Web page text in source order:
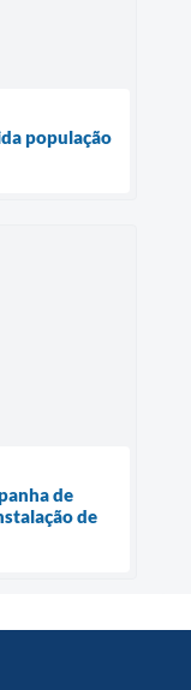
população
de
de